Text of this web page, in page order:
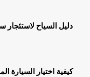
دليل السياح لاستئجار
كيفية اختيار السيارة